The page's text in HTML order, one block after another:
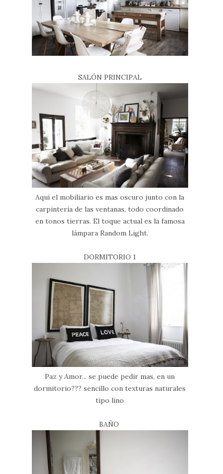
SALÓN PRINCIPAL
Aquí el mobiliario es mas oscuro junto con la
carpintería de las ventanas, todo coordinado
en tonos tierras. El toque actual es la famosa
lámpara Random Light.
DORMITORIO 1
Paz y Amor... se puede pedir mas, en un
dormitorio??? sencillo con texturas naturales
tipo lino
BAÑO